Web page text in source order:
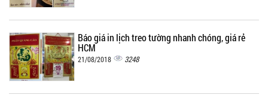
Báo giá in lịch treo tường nhanh chóng, giá rẻ
HCM
21/08/2018 3248